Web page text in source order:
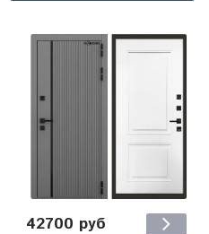
42700 руб